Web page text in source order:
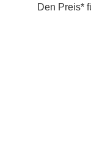
Den Preis*